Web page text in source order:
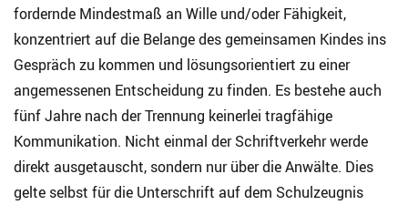
fordernde Mindestmaß an Wille und/oder Fähigkeit,
konzentriert auf die Belange des gemeinsamen Kindes ins
Gespräch zu kommen und lösungsorientiert zu einer
angemessenen Entscheidung zu finden. Es bestehe auch
fünf Jahre nach der Trennung keinerlei tragfähige
Kommunikation. Nicht einmal der Schriftverkehr werde
direkt ausgetauscht, sondern nur über die Anwälte. Dies
gelte selbst für die Unterschrift auf dem Schulzeugnis